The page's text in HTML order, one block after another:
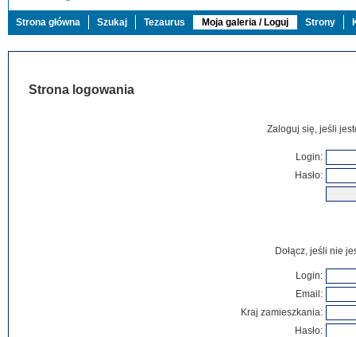
Strona główna Szukaj Tezaurus Moja galeria / Loguj Strony
Strona logowania
Zaloguj się, jeśli
Login:
Hasło:
Dołącz, jeśli nie
Login:
Email:
Kraj zamieszkania:
Hasło: